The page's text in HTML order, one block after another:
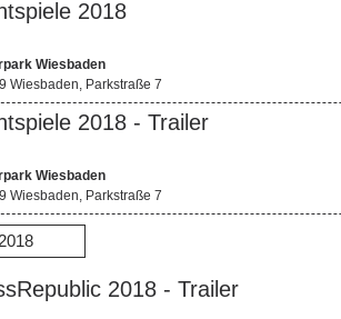
2018
Wiesbaden
Wiesbaden, Parkstraße 7
2018 - Trailer
Wiesbaden
Wiesbaden, Parkstraße 7
2018 - Trailer